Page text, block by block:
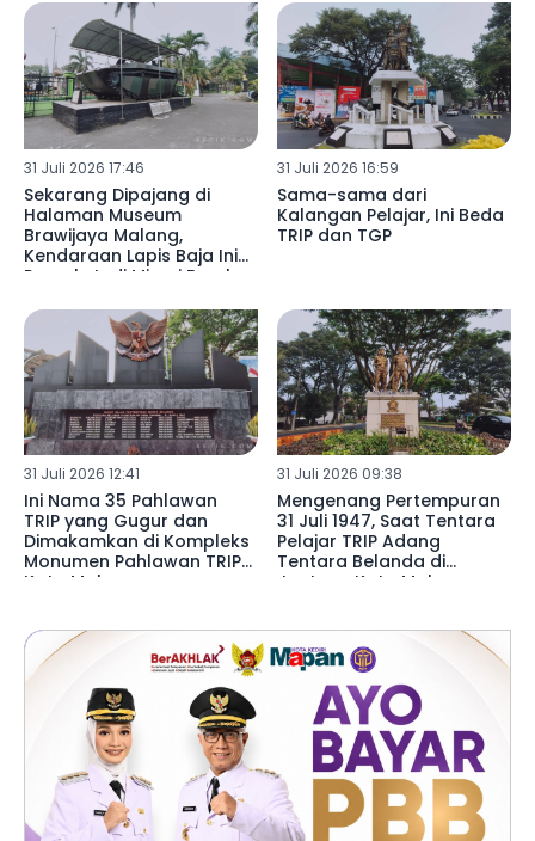
31 Juli 2026 17:46
Sekarang Dipajang di
Halaman Museum
Brawijaya Malang,
Kendaraan Lapis Baja Ini
Pernah Jadi Mimpi Buruk
31 Juli 2026 16:59
Sama-sama dari
Kalangan Pelajar, Ini Beda
TRIP dan TGP
31 Juli 2026 12:41
Ini Nama 35 Pahlawan
TRIP yang Gugur dan
Dimakamkan di Kompleks
Monumen Pahlawan TRIP
Kota Malang
31 Juli 2026 09:38
Mengenang Pertempuran
31 Juli 1947, Saat Tentara
Pelajar TRIP Adang
Tentara Belanda di
Jantung Kota Malang